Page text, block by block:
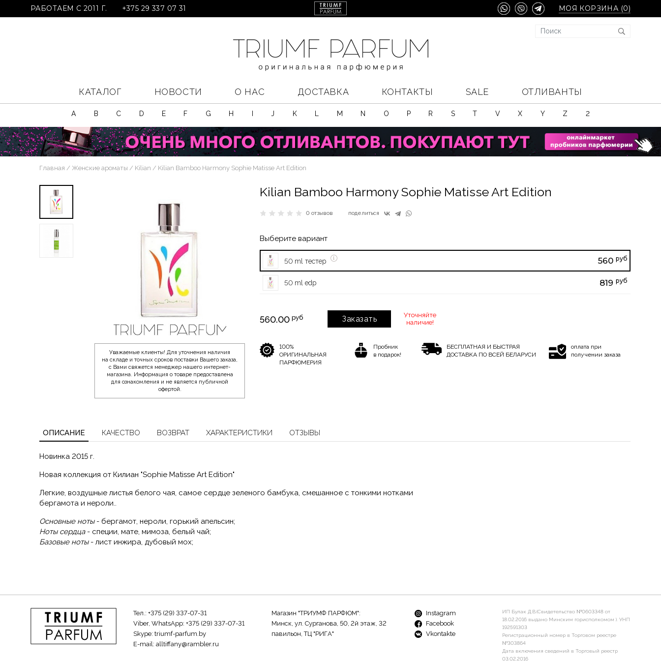
РАБОТАЕМ С 2011 Г. +375 29 337 07 31 МОЯ КОРЗИНА (0)
КАТАЛОГ НОВОСТИ О НАС ДОСТАВКА КОНТАКТЫ SALE ОТЛИВАНТЫ
A B C D E F G H J K M N O P R S T V X Y Z 2
Главная Женские ароматы Kilian Kilian Bamboo Harmony Sophie Matisse Art Edition
Уважаемые клиенты! Для уточнения наличия
на складе и точных сроков поставки Вашего заказа,
с Вами свяжется менеджер нашего интернет-
магазина. Информация о товаре предоставлена
для ознакомления и не является публичной
офертой.
Kilian Bamboo Harmony Sophie Matisse Art Edition
0 отзывов поделиться
Выберите вариант
50 ml тестер 560 руб
50 ml edp 819 руб
560.00 руб Заказать
Уточняйте
наличие!
100%
ОРИГИНАЛЬНАЯ
ПАРФЮМЕРИЯ
Пробник
в подарок!
БЕСПЛАТНАЯ И БЫСТРАЯ
ДОСТАВКА ПО ВСЕЙ БЕЛАРУСИ
оплата при
получении заказа
ОПИСАНИЕ КАЧЕСТВО ВОЗВРАТ ХАРАКТЕРИСТИКИ ОТЗЫВЫ
Новинка 2015 г.
Новая коллекция от Килиан "Sophie Matisse Art Edition"
Легкие, воздушные листья белого чая, самое сердце зеленого бамбука, смешанное с тонкими нотками
бергамота и нероли..
Основные ноты- бергамот, нероли, горький апельсин;
Ноты сердца- специи, мате, мимоза, белый чай;
Базовые ноты- лист инжира, дубовый мох;
Тел.: +375 (29) 337-07-31
Viber, WhatsApp: +375 (29) 337-07-31
Skype: triumf-parfum.by
E-mail: alltiffany@rambler.ru
Магазин "ТРИУМФ ПАРФЮМ":
Минск, ул. Сурганова, 50, 2й этаж, 32
павильон, ТЦ "РИГА"
Instagram
Facebook
Vkontakte
ИП Булак Д.В.(Свидетельство №0603348 от
18.02.2016 выдано Минским горисполкомом ). УНП
192591303
Регистрационный номер в Торговом реестре
№303864
Дата включения сведений в Торговый реестр
03.02.2016